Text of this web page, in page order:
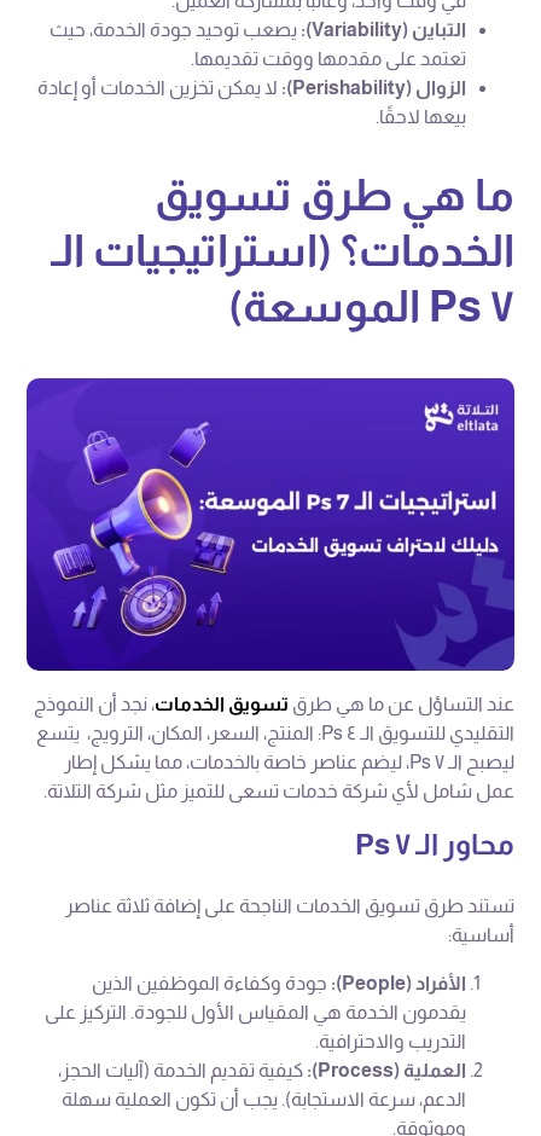
التباين (Variability):
يصعب توحيد جودة الخدمة، حيث
تعتمد على مقدمها ووقت تقديمها.
الزوال (Perishability):
لا يمكن تخزين الخدمات أو إعادة
بيعها لاحقًا.
ما هي طرق تسويق
الخدمات؟ (استراتيجيات الـ
٧ Ps الموسعة)
عند التساؤل عن ما هي طرق تسويق الخدمات، نجد أن النموذج
التقليدي للتسويق الـ ٤ Ps: المنتج، السعر، المكان، الترويج، يتسع
ليصبح الـ ٧ Ps، ليضم عناصر خاصة بالخدمات، مما يشكل إطار
عمل شامل لأي شركة خدمات تسعى للتميز مثل شركة التلاتة.
محاور الـ ٧ Ps
تستند طرق تسويق الخدمات الناجحة على إضافة ثلاثة عناصر
أساسية:
الأفراد (People):
جودة وكفاءة الموظفين الذين
يقدمون الخدمة هي المقياس الأول للجودة. التركيز على
التدريب والاحترافية.
العملية (Process):
كيفية تقديم الخدمة (آليات الحجز،
الدعم، سرعة الاستجابة). يجب أن تكون العملية سهلة
وموثوقة.